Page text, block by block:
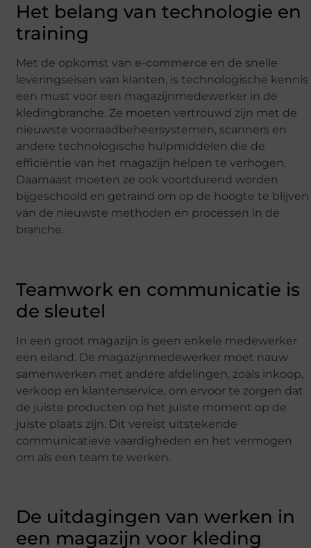
Het belang van technologie en
training
Met de opkomst van e-commerce en de snelle
leveringseisen van klanten, is technologische kennis
een must voor een magazijnmedewerker in de
kledingbranche. Ze moeten vertrouwd zijn met de
nieuwste voorraadbeheersystemen, scanners en
andere technologische hulpmiddelen die de
efficiëntie van het magazijn helpen te verhogen.
Daarnaast moeten ze ook voortdurend worden
bijgeschoold en getraind om op de hoogte te blijven
van de nieuwste methoden en processen in de
branche.
Teamwork en communicatie is
de sleutel
In een groot magazijn is geen enkele medewerker
een eiland. De magazijnmedewerker moet nauw
samenwerken met andere afdelingen, zoals inkoop,
verkoop en klantenservice, om ervoor te zorgen dat
de juiste producten op het juiste moment op de
juiste plaats zijn. Dit vereist uitstekende
communicatieve vaardigheden en het vermogen
om als een team te werken.
De uitdagingen van werken in
een magazijn voor kleding